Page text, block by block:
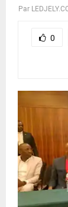
Par
0